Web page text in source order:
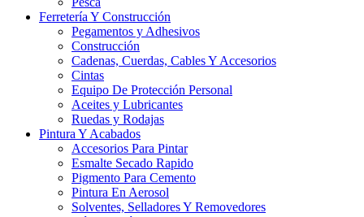
Ferretería Y Construcción
Pegamentos y Adhesivos
Construcción
Cadenas, Cuerdas, Cables Y Accesorios
Cintas
Equipo De Protección Personal
Aceites y Lubricantes
Ruedas y Rodajas
Pintura Y Acabados
Accesorios Para Pintar
Esmalte Secado Rapido
Pigmento Para Cemento
Pintura En Aerosol
Solventes, Selladores Y Removedores